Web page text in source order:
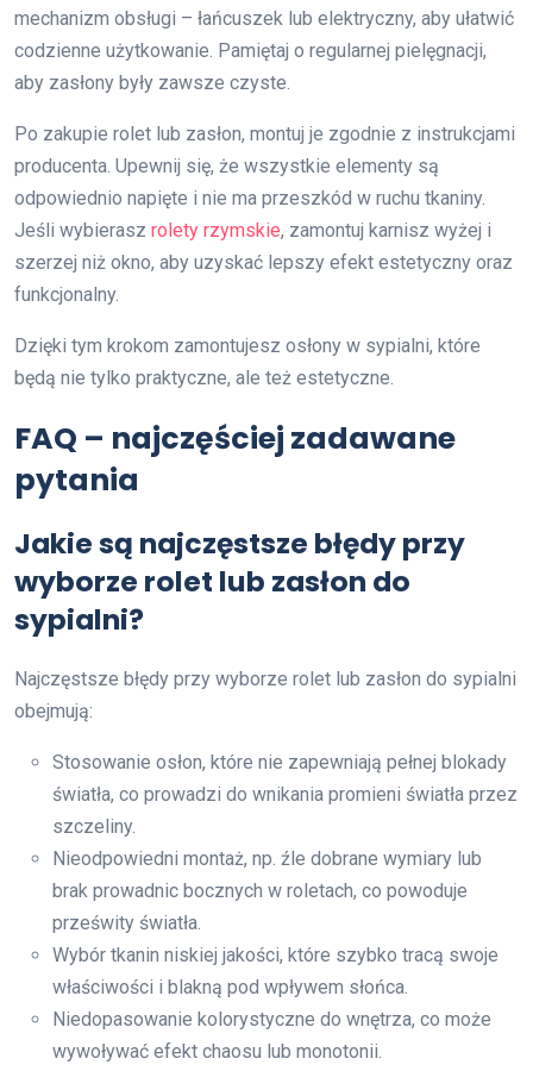
mechanizm obsługi – łańcuszek lub elektryczny, aby ułatwić
codzienne użytkowanie. Pamiętaj o regularnej pielęgnacji,
aby zasłony były zawsze czyste.
Po zakupie rolet lub zasłon, montuj je zgodnie z instrukcjami
producenta. Upewnij się, że wszystkie elementy są
odpowiednio napięte i nie ma przeszkód w ruchu tkaniny.
Jeśli wybierasz rolety rzymskie, zamontuj karnisz wyżej i
szerzej niż okno, aby uzyskać lepszy efekt estetyczny oraz
funkcjonalny.
Dzięki tym krokom zamontujesz osłony w sypialni, które
będą nie tylko praktyczne, ale też estetyczne.
FAQ – najczęściej zadawane
pytania
Jakie są najczęstsze błędy przy
wyborze rolet lub zasłon do
sypialni?
Najczęstsze błędy przy wyborze rolet lub zasłon do sypialni
obejmują:
Stosowanie osłon, które nie zapewniają pełnej blokady
światła, co prowadzi do wnikania promieni światła przez
szczeliny.
Nieodpowiedni montaż, np. źle dobrane wymiary lub
brak prowadnic bocznych w roletach, co powoduje
prześwity światła.
Wybór tkanin niskiej jakości, które szybko tracą swoje
właściwości i blakną pod wpływem słońca.
Niedopasowanie kolorystyczne do wnętrza, co może
wywoływać efekt chaosu lub monotonii.